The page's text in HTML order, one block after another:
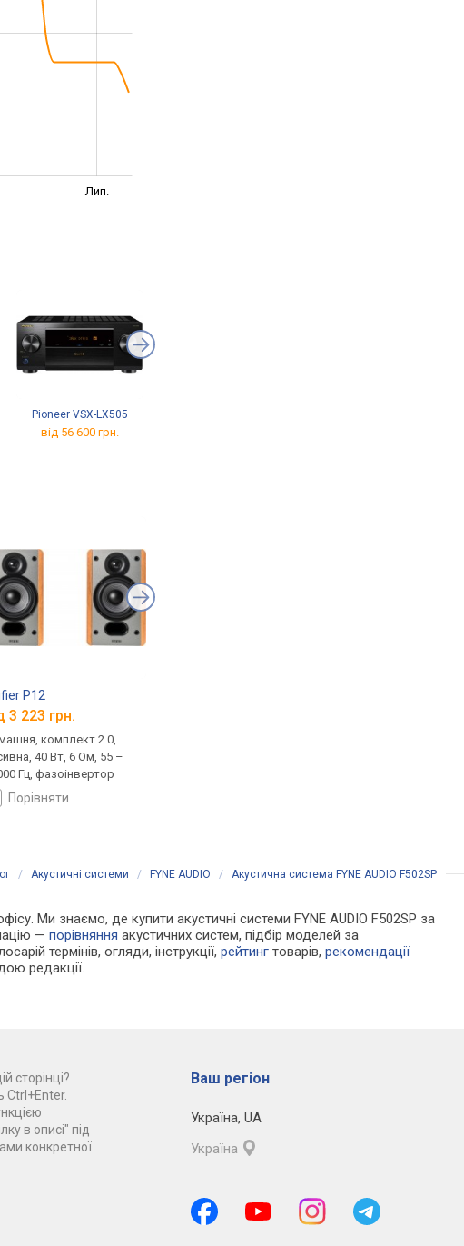
Лип.
Pioneer VSX-LX505
від 56 600 грн.
P12
3 223 грн.
комплект 2.0,
40 Вт, 6 Ом, 55 –
Гц, фазоінвертор
порівняти
/ Акустичні системи / FYNE AUDIO / Акустична система FYNE AUDIO F502SP
Ми знаємо, де купити акустичні системи FYNE AUDIO F502SP за
—порівняння акустичних систем, підбір моделей за
термінів, огляди, інструкції,рейтинг товарів,рекомендації
редакції.
сторінці?
Ctrl+Enter.
в описі" під
конкретної
Ваш регіон
Україна, UA
Україна